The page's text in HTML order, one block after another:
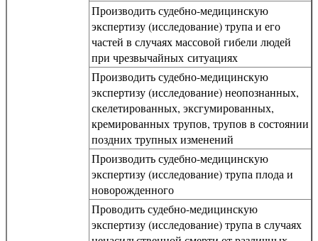
Производить судебно-медицинскую
экспертизу (исследование) трупа и его
частей в случаях массовой гибели людей
при чрезвычайных ситуациях
Производить судебно-медицинскую
экспертизу (исследование) неопознанных,
скелетированных, эксгумированных,
кремированных трупов, трупов в состоянии
поздних трупных изменений
Производить судебно-медицинскую
экспертизу (исследование) трупа плода и
новорожденного
Проводить судебно-медицинскую
экспертизу (исследование) трупа в случаях